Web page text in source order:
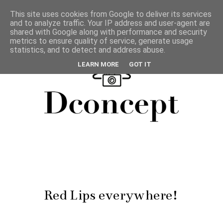
Red Lips everywhere!
This site uses cookies from Google to deliver its services
and to analyze traffic. Your IP address and user-agent are
shared with Google along with performance and security
metrics to ensure quality of service, generate usage
statistics, and to detect and address abuse.
LEARN MORE GOT IT